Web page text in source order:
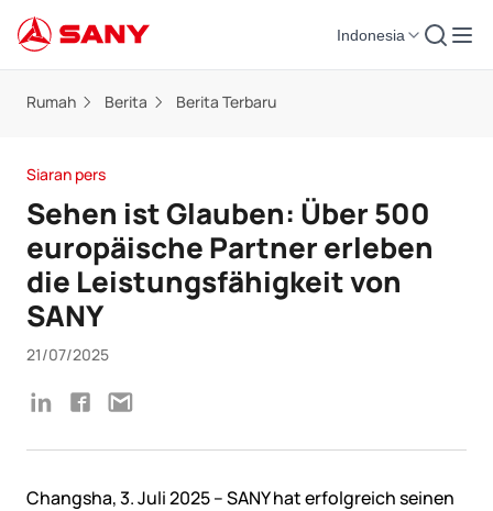
Indonesia
Rumah Berita Berita Terbaru
Siaran pers
Sehen ist Glauben: Über 500
europäische Partner erleben
die Leistungsfähigkeit von
SANY
21/07/2025
Changsha, 3. Juli 2025 – SANY hat erfolgreich seinen